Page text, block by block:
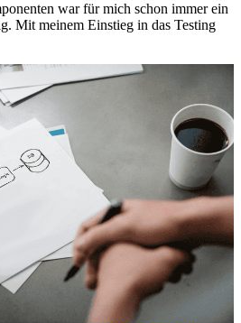
war für mich schon immer ein
Mit meinem Einstieg in das Testing